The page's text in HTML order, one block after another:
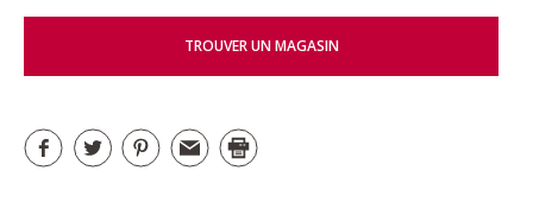
TROUVER UN MAGASIN